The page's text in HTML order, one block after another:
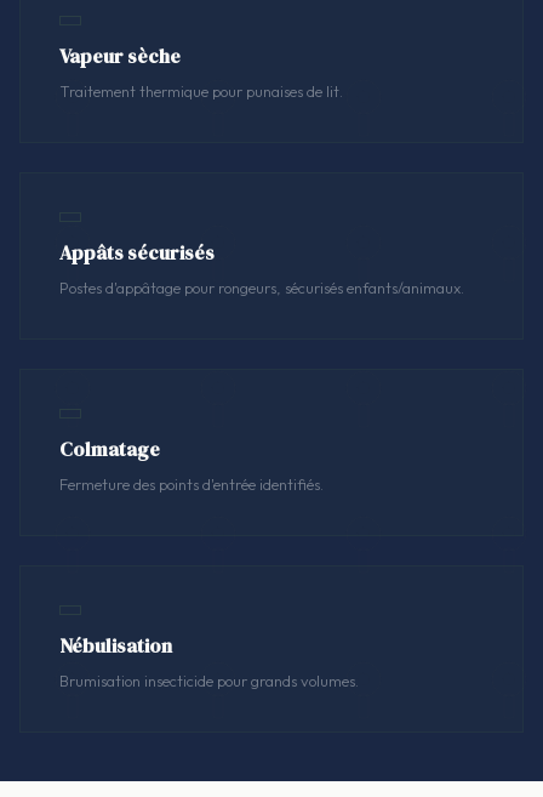
Vapeur sèche
Traitement thermique pour punaises de lit.
Appâts sécurisés
Postes d'appâtage pour rongeurs, sécurisés enfants/animaux.
Colmatage
Fermeture des points d'entrée identifiés.
Nébulisation
Brumisation insecticide pour grands volumes.